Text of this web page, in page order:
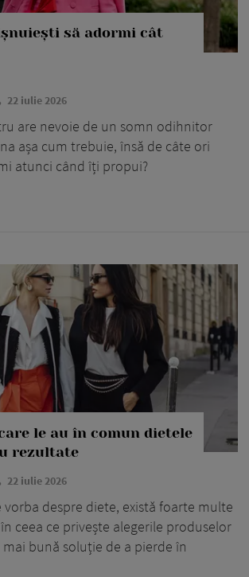
să adormi cât
22 iulie 2026
are nevoie de un somn odihnitor
așa cum trebuie, însă de câte ori
atunci când îți propui?
le au în comun dietele
rezultate
22 iulie 2026
despre diete, există foarte multe
ceea ce privește alegerile produselor
mai bună soluție de a pierde în